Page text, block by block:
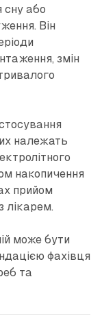
сну або
Він
змін
належать
накопичення
прийом
лікарем.
може бути
фахівця
та